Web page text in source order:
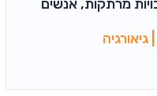
מרתקות, אנשים